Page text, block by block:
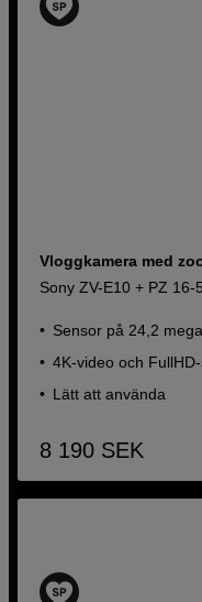
Vloggkamera med
Sony ZV-E10 + PZ
Sensor på 24,2
4K-video och
Lätt att använda
8 190 SEK